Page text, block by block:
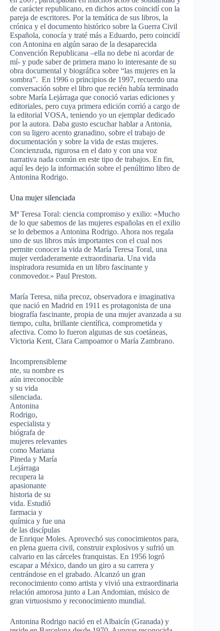
de carácter republicano, en dichos actos coincidí con la
pareja de escritores. Por la temática de sus libros, la
crónica y el documento histórico sobre la Guerra Civil
Española, conocía y traté más a Eduardo, pero coincidí
con Antonina en algún sarao de la desaparecida
Convención Republicana –ella no debe ni acordar de
mí- y pude saber de primera mano lo interesante de su
obra documental y biográfica sobre “las mujeres en la
sombra”. En 1996 o principios de 1997, recuerdo una
conversación sobre el libro que recién había terminado
sobre María Lejárraga que conoció varias ediciones y
editoriales, pero cuya primera edición corrió a cargo de
la editorial VOSA, teniendo yo un ejemplar dedicado
por la autora. Daba gusto escuchar hablar a Antonia,
con su ligero acento granadino, sobre el trabajo de
documentación y sobre la vida de estas mujeres.
Concienzuda, rigurosa en el dato y con una voz
narrativa nada común en este tipo de trabajos. En fin,
aquí les dejo la información sobre el penúltimo libro de
Antonina Rodrigo.
Una mujer silenciada
Mª Teresa Toral: ciencia compromiso y exilio: «Mucho
de lo que sabemos de las mujeres españolas en el exilio
se lo debemos a Antonina Rodrigo. Ahora nos regala
uno de sus libros más importantes con el cual nos
permite conocer la vida de María Teresa Toral, una
mujer verdaderamente extraordinaria. Una vida
inspiradora resumida en un libro fascinante y
conmovedor.» Paul Preston.
María Teresa, niña precoz, observadora e imaginativa
que nació en Madrid en 1911 es protagonista de una
biografía fascinante, propia de una mujer avanzada a su
tiempo, culta, brillante científica, comprometida y
afectiva. Como lo fueron algunas de sus coetáneas,
Victoria Kent, Clara Campoamor o María Zambrano.
Incomprensibleme
nte, su nombre es
aún irreconocible
y su vida
silenciada.
Antonina
Rodrigo,
especialista y
biógrafa de
mujeres relevantes
como Mariana
Pineda y María
Lejárraga
recupera la
apasionante
historia de su
vida. Estudió
farmacia y
química y fue una
de las discípulas
de Enrique Moles. Aprovechó sus conocimientos para,
en plena guerra civil, construir explosivos y sufrió un
calvario en las cárceles franquistas. En 1956 logró
escapar a México, dando un giro a su carrera y
centrándose en el grabado. Alcanzó un gran
reconocimiento como artista y vivió una extraordinaria
relación amorosa junto a Lan Andomian, músico de
gran virtuosismo y reconocimiento mundial.
Antonina Rodrigo nació en el Albaicín (Granada) y